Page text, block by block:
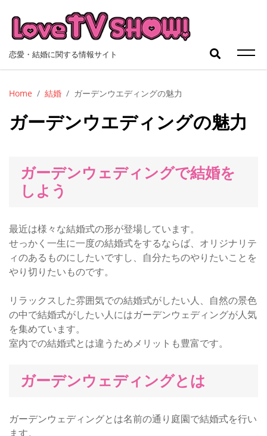
content
恋愛・結婚に関する情報サイト
検
索:
Home 結婚 ガーデンウエディングの魅力
ガーデンウエディングの魅力
ガーデンウェディングで結婚を
しよう
最近は様々な結婚式の形が登場しています。
せっかく一生に一度の結婚式をするならば、オリジナリテ
ィのあるものにしたいですし、自分たちのやりたいことを
やり切りたいものです。
リラックスした雰囲気での結婚式がしたい人、自然の景色
の中で結婚式がしたい人にはガーデンウェディングが人気
を集めています。
室内での結婚式とは違うためメリットも豊富です。
ガーデンウェディングとは
ガーデンウェディングとは名前の通り庭園で結婚式を行い
ます。